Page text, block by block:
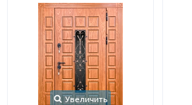
ПН-СБ - с 9:00 до 21:00,
+7 (495)
Увеличить